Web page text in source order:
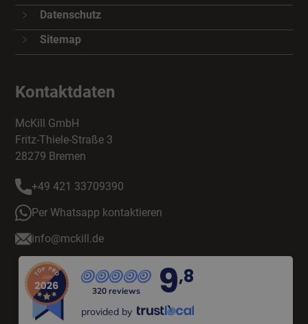
Datenschutz
Sitemap
Kontaktdaten
McKill GmbH
Fritz-Thiele-Straße 3
28279 Bremen
+49 421 33709390
Per Whatsapp kontaktieren
info@mckill.de
320 reviews 9,8
provided by